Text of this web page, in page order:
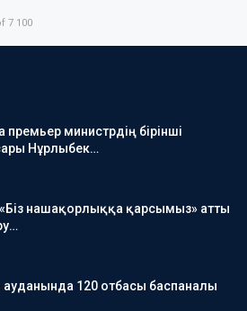
7 100
премьер министрдің бірінші
Нұрлыбек…
нашақорлыққа қарсымыз» атты
120 отбасы баспаналы